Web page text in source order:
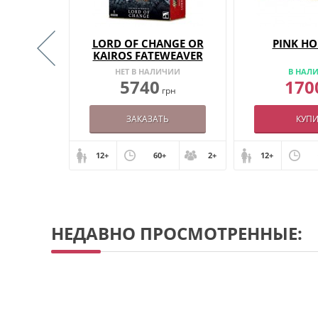
LORD OF CHANGE OR
KAIROS FATEWEAVER
НЕТ В НАЛИЧИИ
5740 грн
ЗАКАЗАТЬ
12+ 60+ 2+
PINK
В
12+
НЕДАВНО ПРОСМОТРЕННЫЕ: